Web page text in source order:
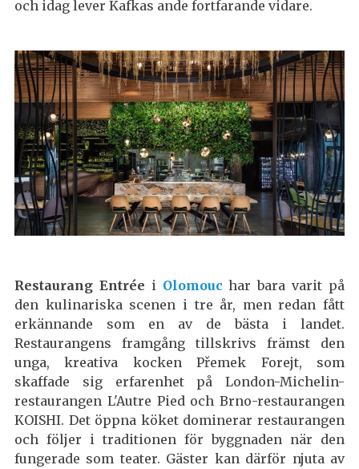
och idag lever Kafkas ande fortfarande vidare.
Restaurang Entrée i Olomouc har bara varit på
den kulinariska scenen i tre år, men redan fått
erkännande som en av de bästa i landet.
Restaurangens framgång tillskrivs främst den
unga, kreativa kocken Přemek Forejt, som
skaffade sig erfarenhet på London-Michelin-
restaurangen L'Autre Pied och Brno-restaurangen
KOISHI. Det öppna köket dominerar restaurangen
och följer i traditionen för byggnaden när den
fungerade som teater. Gäster kan därför njuta av